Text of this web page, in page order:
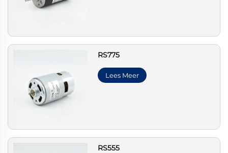
RS775
Lees Meer
RS555